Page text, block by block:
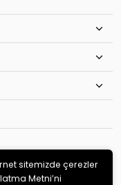
saklıdır.
sitemizde çerezler
Metni’ni